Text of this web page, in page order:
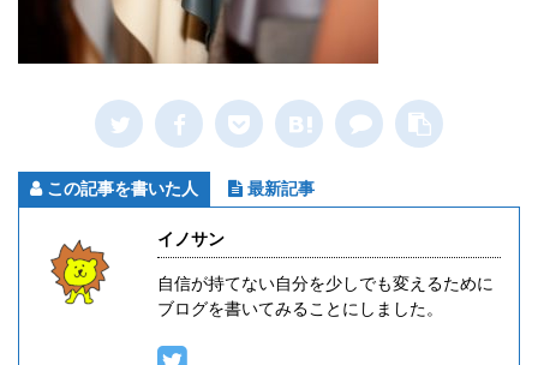
この記事を書いた人 最新記事
イノサン
自信が持てない自分を少しでも変えるために
ブログを書いてみることにしました。